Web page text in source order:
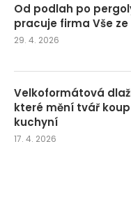
Od podlah po
pracuje firma Vše ze
29. 4. 2026
Velkoformátová
které mění tvář
kuchyní
17. 4. 2026